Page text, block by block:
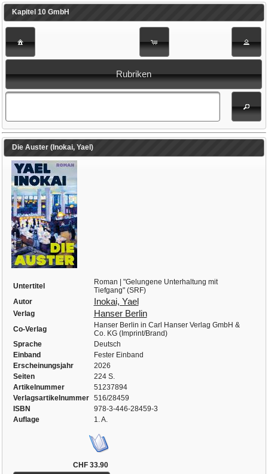
Kapitel 10 GmbH
Rubriken
Die Auster (Inokai, Yael)
Untertitel
Roman | "Gelungene Unterhaltung mit
Tiefgang" (SRF)
Autor
Inokai, Yael
Verlag Hanser Berlin
Co-Verlag
Hanser Berlin in Carl Hanser Verlag GmbH &
Co. KG (Imprint/Brand)
Sprache
Deutsch
Einband
Fester Einband
Erscheinungsjahr
2026
Seiten
224 S.
Artikelnummer
51237894
Verlagsartikelnummer
516/28459
ISBN
978-3-446-28459-3
Auflage
1. A.
CHF 33.90